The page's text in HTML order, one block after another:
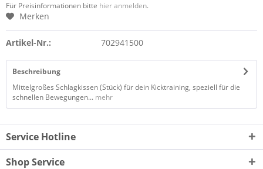
Für Preisinformationen bitte hier anmelden.
Merken
Artikel-Nr.: 702941500
Beschreibung
Mittelgroßes Schlagkissen (Stück) für dein Kicktraining, speziell für die
schnellen Bewegungen... mehr
Service Hotline
Shop Service